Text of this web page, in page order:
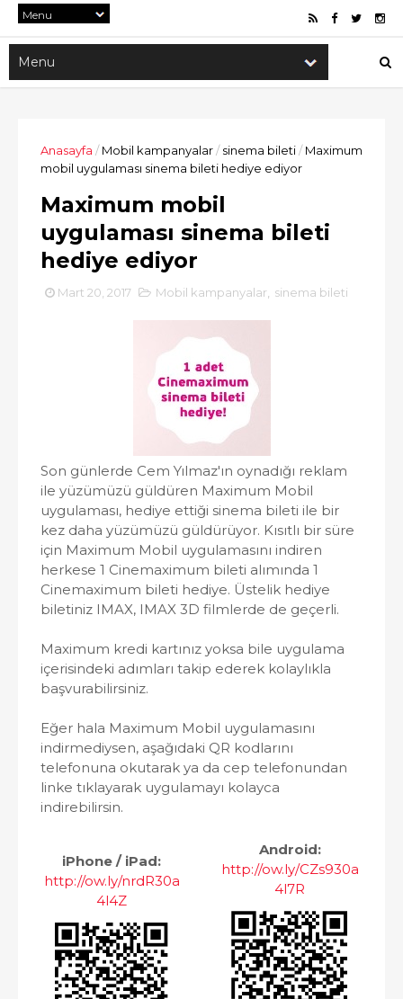
Anasayfa / Mobil kampanyalar/ sinema bileti/ Maximum
mobil uygulaması sinema bileti hediye ediyor
Maximum mobil
uygulaması sinema bileti
hediye ediyor
Mart 20, 2017 Mobil kampanyalar sinema bileti
Son günlerde Cem Yılmaz'ın oynadığı reklam
ile yüzümüzü güldüren Maximum Mobil
uygulaması, hediye ettiği sinema bileti ile bir
kez daha yüzümüzü güldürüyor. Kısıtlı bir süre
için Maximum Mobil uygulamasını indiren
herkese 1 Cinemaximum bileti alımında 1
Cinemaximum bileti hediye. Üstelik hediye
biletiniz IMAX, IMAX 3D filmlerde de geçerli.
Maximum kredi kartınız yoksa bile uygulama
içerisindeki adımları takip ederek kolaylıkla
başvurabilirsiniz.
Eğer hala Maximum Mobil uygulamasını
indirmediysen, aşağıdaki QR kodlarını
telefonuna okutarak ya da cep telefonundan
linke tıklayarak uygulamayı kolayca
indirebilirsin.
iPhone / iPad:
http://ow.ly/nrdR30a
4l4Z
Android:
http://ow.ly/CZs930a
4l7R